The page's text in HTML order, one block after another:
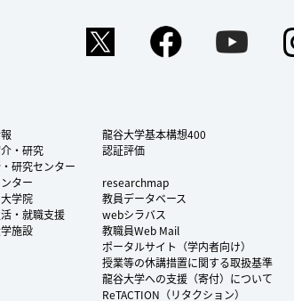
Twitter Facebook
・研究
研究センター
ター
学院
・就職支援
施設
龍谷大学基本構想400
認証評価
researchmap
教員データベース
webシラバス
教職員Web Mail
ポータルサイト（学内者向け）
授業等の休講措置に関する取扱基準
龍谷大学への支援（寄付）について
ReTACTION（リタクション）